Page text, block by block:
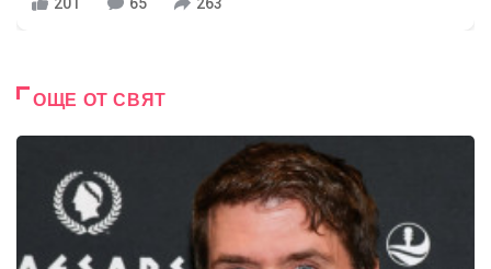
ОЩЕ ОТ СВЯТ